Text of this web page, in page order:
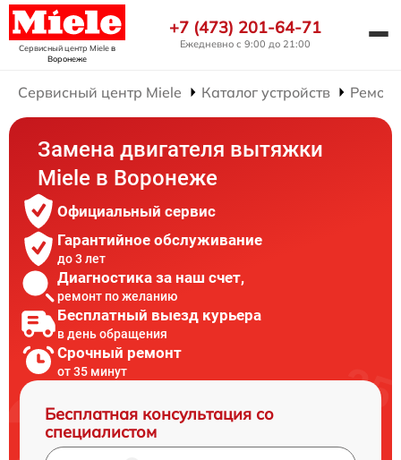
Сервисный центр Mieleв
Воронеже
+7 (473) 201-64-71
Ежедневно с 9:00 до 21:00
Сервисный центр Miele Каталог устройств
Замена двигателя вытяжки
Miele в Воронеже
Официальный сервис
Гарантийное обслуживание
до 3 лет
Диагностика за наш счет,
ремонт по желанию
Бесплатный выезд курьера
в день обращения
Срочный ремонт
от 35 минут
Бесплатная консультация со
специалистом